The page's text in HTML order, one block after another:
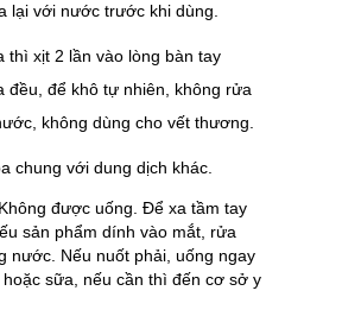
lại với nước trước khi dùng.
thì xịt 2 lần vào lòng bàn tay
đều, để khô tự nhiên, không rửa
không dùng cho vết thương.
chung với dung dịch khác.
Không được uống. Để xa tầm tay
sản phẩm dính vào mắt, rửa
nước. Nếu nuốt phải, uống ngay
sữa, nếu cần thì đến cơ sở y